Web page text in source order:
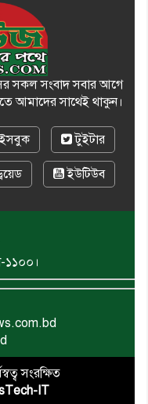
সকল সংবাদ সবার আগে
আমাদের সাথেই থাকুন।
টুইটার
ইউটিউব
১১০০।
সংরক্ষিত
IT